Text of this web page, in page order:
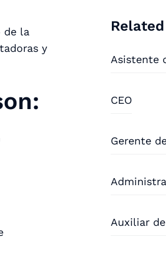
de la
y
Asistente
CEO
Gerente
Auxiliar